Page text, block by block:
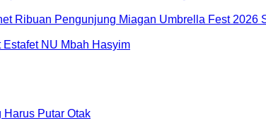
Miagan Umbrella Fest 2026
Estafet NU Mbah Hasyim